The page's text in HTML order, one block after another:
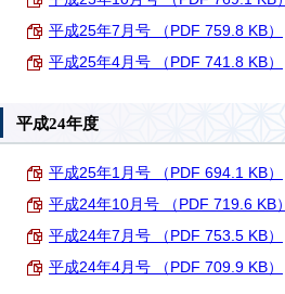
平成25年7月号 （PDF 759.8 KB）
平成25年4月号 （PDF 741.8 KB）
平成24年度
平成25年1月号 （PDF 694.1 KB）
平成24年10月号 （PDF 719.6 KB）
平成24年7月号 （PDF 753.5 KB）
平成24年4月号 （PDF 709.9 KB）